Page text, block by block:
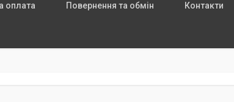
оплата Повернення та обмін Контакти